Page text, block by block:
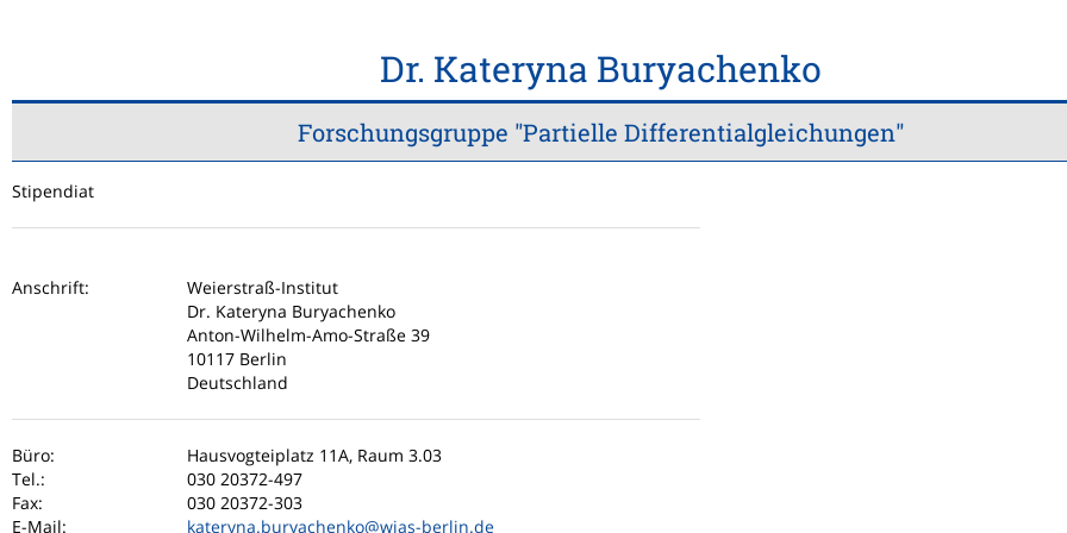
Dr. Kateryna Buryachenko
Forschungsgruppe "Partielle Differentialgleichungen"
Stipendiat
Anschrift:
Weierstraß-Institut
Dr. Kateryna Buryachenko
Anton-Wilhelm-Amo-Straße 39
10117 Berlin
Deutschland
Büro:
Hausvogteiplatz 11A, Raum 3.03
Tel.:
030 20372-497
Fax:
030 20372-303
E-Mail:
kateryna.buryachenko@wias-berlin.de